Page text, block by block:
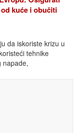
kuće i obučiti
da iskoriste krizu u
tehnike
napade,